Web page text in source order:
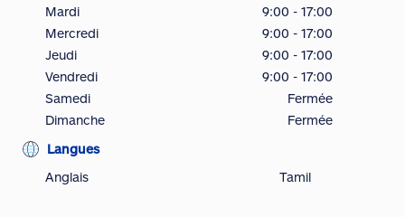
Mardi
9:00 - 17:00
Mercredi
9:00 - 17:00
Jeudi
9:00 - 17:00
Vendredi
9:00 - 17:00
Samedi
Fermée
Dimanche
Fermée
Langues
Anglais
Tamil